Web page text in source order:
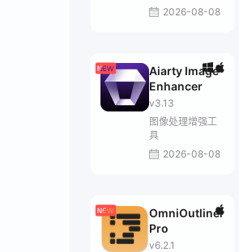
2026-08-08
Aiarty Image
Enhancer
v3.13
图像处理增强工
具
2026-08-08
OmniOutliner
Pro
v6.2.1